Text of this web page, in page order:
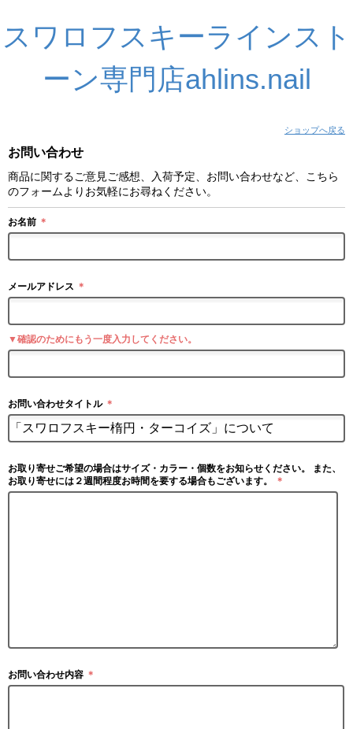
スワロフスキーラインスト
ーン専門店ahlins.nail
ショップへ戻る
お問い合わせ
商品に関するご意見ご感想、入荷予定、お問い合わせなど、こちら
のフォームよりお気軽にお尋ねください。
お名前 ＊
メールアドレス ＊
▼確認のためにもう一度入力してください。
お問い合わせタイトル ＊
お取り寄せご希望の場合はサイズ・カラー・個数をお知らせください。 また、
お取り寄せには２週間程度お時間を要する場合もございます。
＊
お問い合わせ内容 ＊